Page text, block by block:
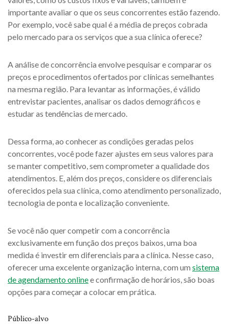
importante avaliar o que os seus concorrentes estão fazendo.
Por exemplo, você sabe qual é a média de preços cobrada
pelo mercado para os serviços que a sua clínica oferece?
A análise de concorrência envolve pesquisar e comparar os
preços e procedimentos ofertados por clínicas semelhantes
na mesma região. Para levantar as informações, é válido
entrevistar pacientes, analisar os dados demográficos e
estudar as tendências de mercado.
Dessa forma, ao conhecer as condições geradas pelos
concorrentes, você pode fazer ajustes em seus valores para
se manter competitivo, sem comprometer a qualidade dos
atendimentos. E, além dos preços, considere os diferenciais
oferecidos pela sua clínica, como atendimento personalizado,
tecnologia de ponta e localização conveniente.
Se você não quer competir com a concorrência
exclusivamente em função dos preços baixos, uma boa
medida é investir em diferenciais para a clínica. Nesse caso,
oferecer uma excelente organização interna, com um sistema
de agendamento onlinee confirmação de horários, são boas
opções para começar a colocar em prática.
Público-alvo